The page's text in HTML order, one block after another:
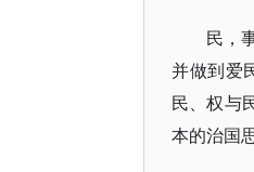
民，
并做到爱
民、权与
本的治国